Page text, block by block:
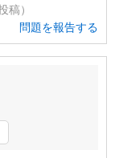
）
問題を報告する